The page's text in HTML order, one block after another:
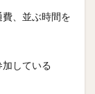
費、並ぶ時間を
加している